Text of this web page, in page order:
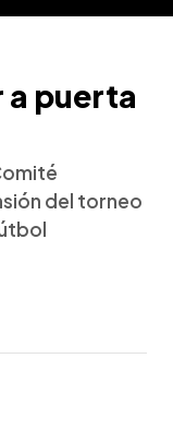
a puerta
del torneo